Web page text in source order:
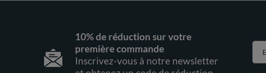
10% de réduction sur votre
première commande
Inscrivez-vous à notre newsletter